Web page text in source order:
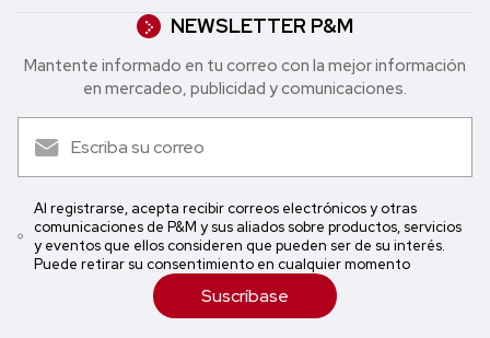
NEWSLETTER P&M
Mantente informado en tu correo con la mejor in formación
en mercadeo, publicidad y comunicaciones.
Al registrarse, acepta recibir correos electrónicos y otras
comunicaciones de P&M y sus aliados sobre productos, servicios
y eventos que ellos consideren que pueden ser de su interés.
Puede retirar su consentimiento en cualquier momento
Suscríbase